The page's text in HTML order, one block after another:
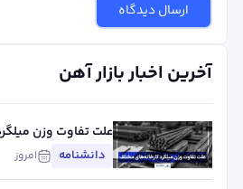
ارسال دیدگاه
آخرین اخبار بازار آهن
علت تفاوت وزن
چیست؟ بررسی
مؤثر
دانشنامه امروز